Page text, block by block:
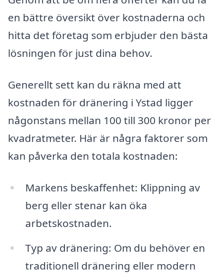
en bättre översikt över kostnaderna och
hitta det företag som erbjuder den bästa
lösningen för just dina behov.
Generellt sett kan du räkna med att
kostnaden för dränering i Ystad ligger
någonstans mellan 100 till 300 kronor per
kvadratmeter. Här är några faktorer som
kan påverka den totala kostnaden:
Markens beskaffenhet: Klippning av
berg eller stenar kan öka
arbetskostnaden.
Typ av dränering: Om du behöver en
traditionell dränering eller modern